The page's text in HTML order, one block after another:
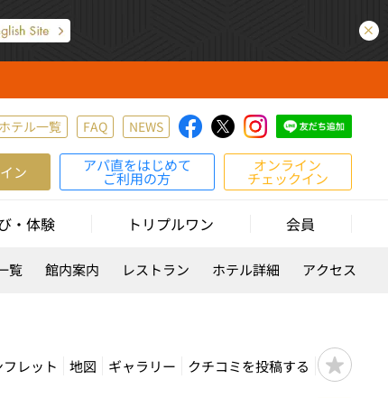
ホテル一覧 FAQ NEWS
ン アパ直をはじめて
ご利用の方
オンライン
チェックイン
・体験 トリプルワン 会員
覧 館内案内 レストラン ホテル詳細 アクセス
フレット 地図 ギャラリー クチコミを投稿する